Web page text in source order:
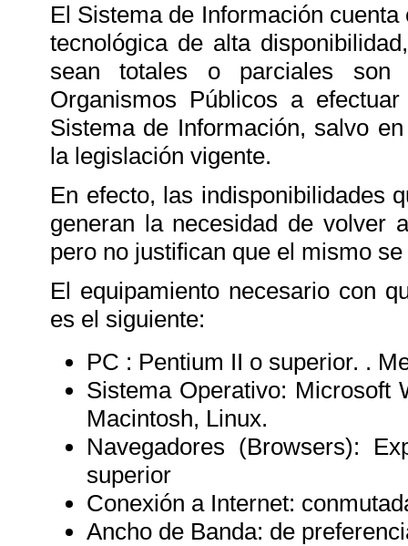
El Sistema de Información
tecnológica de alta
sean totales o parciales
Organismos Públicos a
Sistema de Información, salvo
la legislación vigente.
En efecto, las indisponibilidades
generan la necesidad de volver
pero no justifican que el mismo
El equipamiento necesario con
es el siguiente:
PC : Pentium II o superior. .
Sistema Operativo: Microsoft
Macintosh, Linux.
Navegadores (Browsers):
superior
Conexión a Internet:
Ancho de Banda: de